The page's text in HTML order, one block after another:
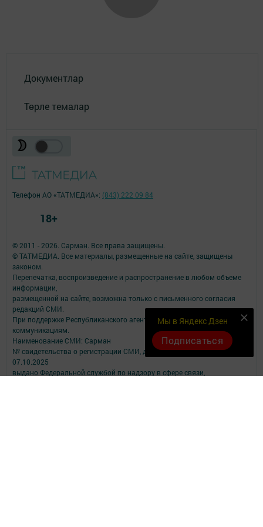
Документлар
Төрле темалар
Мы в Яндекс Дзен
Подписаться
© 2011 - 2026. Сарман. Все права защищены.
© ТАТМЕДИА. Все материалы, размещенные на сайте, защищены
законом.
Перепечатка, воспроизведение и распространение в любом объеме
информации,
размещенной на сайте, возможна только с письменного согласия
редакций СМИ.
При поддержке Республиканского агентства по печати и массовым
коммуникациям.
Наименование СМИ: Сарман
№ свидетельства о регистрации СМИ, дата: ЭЛ № ФС 77 - 90172 от
07.10.2025
выдано Федеральной службой по надзору в сфере связи,
Телефон АО «ТАТМЕДИА»: (843) 222 09 84
18+